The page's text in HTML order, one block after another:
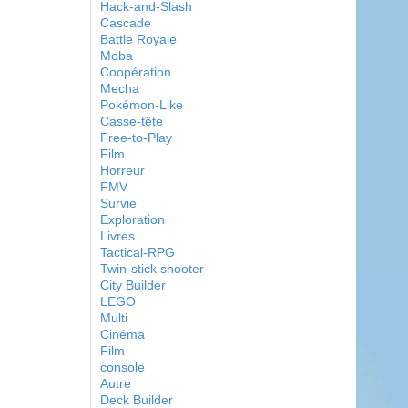
Hack-and-Slash
Cascade
Battle Royale
Moba
Coopération
Mecha
Pokémon-Like
Casse-tête
Free-to-Play
Film
Horreur
FMV
Survie
Exploration
Livres
Tactical-RPG
Twin-stick shooter
City Builder
LEGO
Multi
Cinéma
Film
console
Autre
Deck Builder